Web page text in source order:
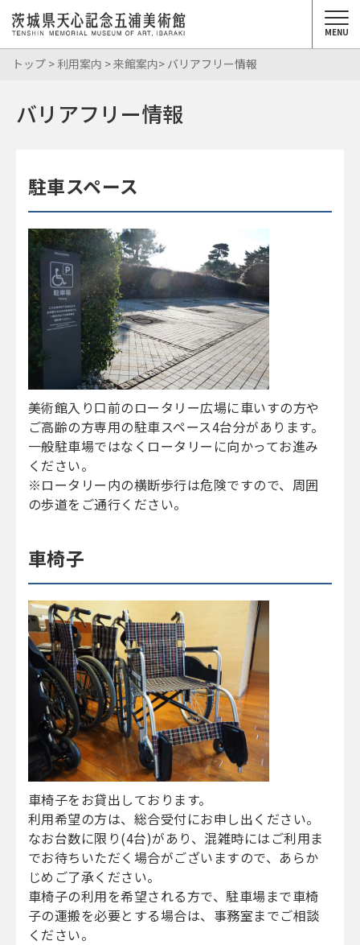
MENU
トップ > 利用案内 >来館案内> バリアフリー情報
バリアフリー情報
駐車スペース
美術館入り口前のロータリー広場に車いすの方や
ご高齢の方専用の駐車スペース4台分があります。
一般駐車場ではなくロータリーに向かってお進み
ください。
※ロータリー内の横断歩行は危険ですので、周囲
の歩道をご通行ください。
車椅子
車椅子をお貸出しております。
利用希望の方は、総合受付にお申し出ください。
なお台数に限り(4台)があり、混雑時にはご利用ま
でお待ちいただく場合がございますので、あらか
じめご了承ください。
車椅子の利用を希望される方で、駐車場まで車椅
子の運搬を必要とする場合は、事務室までご相談
ください。